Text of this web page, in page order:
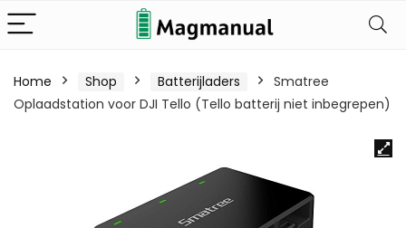
Home Shop Batterijladers
Smatree
Oplaadstation voor DJI Tello (Tello batterij niet inbegrepen)